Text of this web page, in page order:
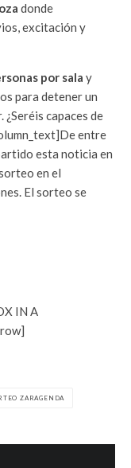
donde
excitación y
por sala y
para detener un
capaces de
entre
esta noticia en
en el
El sorteo se
IN A
ZARAGENDA